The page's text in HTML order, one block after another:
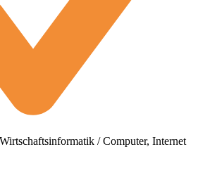
/ Computer, Internet